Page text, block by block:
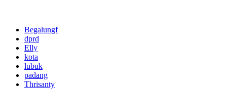
Begalungf
dprd
Elly
kota
lubuk
padang
Thrisanty